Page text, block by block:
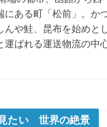
にある町「松前」。か
んや鮭、昆布を始めと
運ばれる運送物流の中
たい 世界の絶景